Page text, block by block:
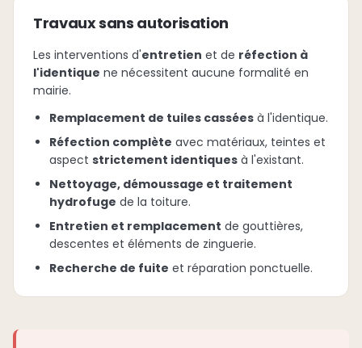
Travaux sans autorisation
Les interventions d'entretien et de réfection à
l'identique ne nécessitent aucune formalité en
mairie.
Remplacement de tuiles cassées à l'identique.
Réfection complète avec matériaux, teintes et
aspect strictement identiques à l'existant.
Nettoyage, démoussage et traitement
hydrofuge de la toiture.
Entretien et remplacement de gouttières,
descentes et éléments de zinguerie.
Recherche de fuite et réparation ponctuelle.